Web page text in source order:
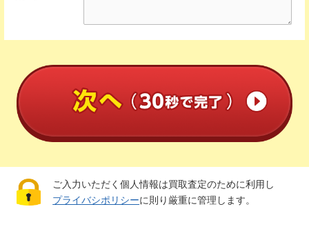
ご入力いただく個人情報は買取査定のために利用し
プライバシポリシーに則り厳重に管理します。